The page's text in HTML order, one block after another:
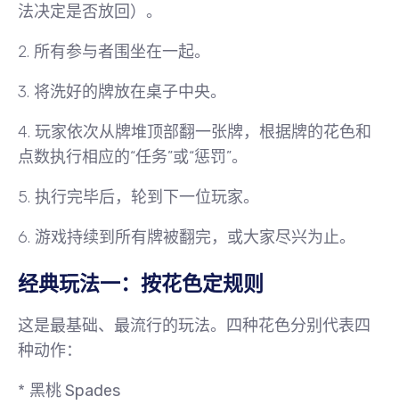
法决定是否放回）。
2. 所有参与者围坐在一起。
3. 将洗好的牌放在桌子中央。
4. 玩家依次从牌堆顶部翻一张牌，根据牌的花色和
点数执行相应的“任务”或“惩罚”。
5. 执行完毕后，轮到下一位玩家。
6. 游戏持续到所有牌被翻完，或大家尽兴为止。
经典玩法一：按花色定规则
这是最基础、最流行的玩法。四种花色分别代表四
种动作：
* 黑桃 Spades